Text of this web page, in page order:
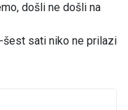
došli ne došli na
sati niko ne prilazi